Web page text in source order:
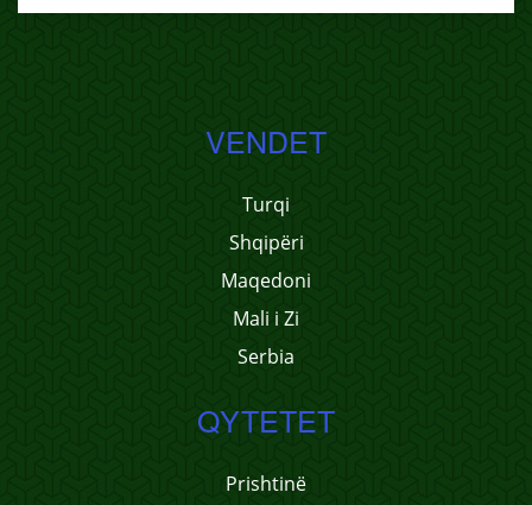
VENDET
Turqi
Shqipëri
Maqedoni
Mali i Zi
Serbia
QYTETET
Prishtinë